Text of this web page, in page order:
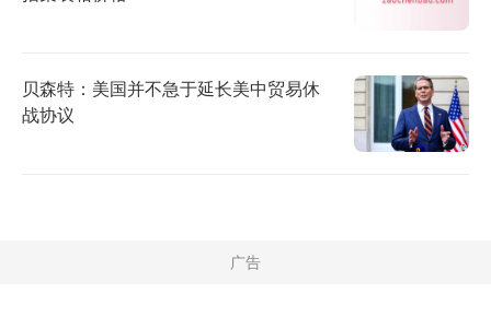
贝森特：美国并不急于延长美中贸易休
战协议